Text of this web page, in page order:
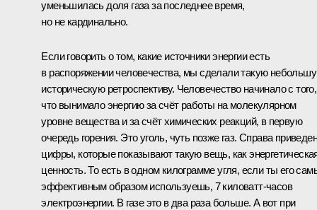
уменьшилась доля газа за последнее время,
но не кардинально.
Если говорить о том, какие источники энергии есть
в распоряжении человечества, мы сделали такую
историческую ретроспективу. Человечество начинало с того,
что вынимало энергию за счёт работы на молекулярном
уровне вещества и за счёт химических реакций, в первую
очередь горения. Это уголь, чуть позже газ. Справа
цифры, которые показывают такую вещь, как
ценность. То есть в одном килограмме угля, если ты его
эффективным образом используешь, 7 киловатт-часов
электроэнергии. В газе это в два раза больше. А вот при